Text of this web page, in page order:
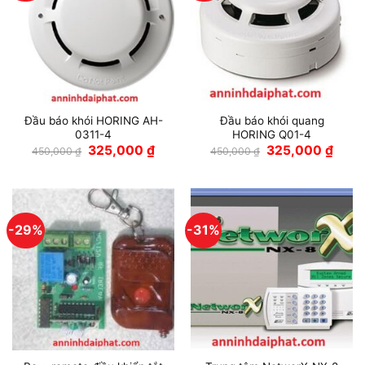
Đầu báo khói HORING AH-
0311-4
450,000₫ Giá
gốc
325,000 ₫Giá
hiện
325,000 ₫.
Đầu báo khói quang
HORING Q01-4
450,000₫ Giá
gốc
325,000 ₫Giá
hiện
-29% -31%